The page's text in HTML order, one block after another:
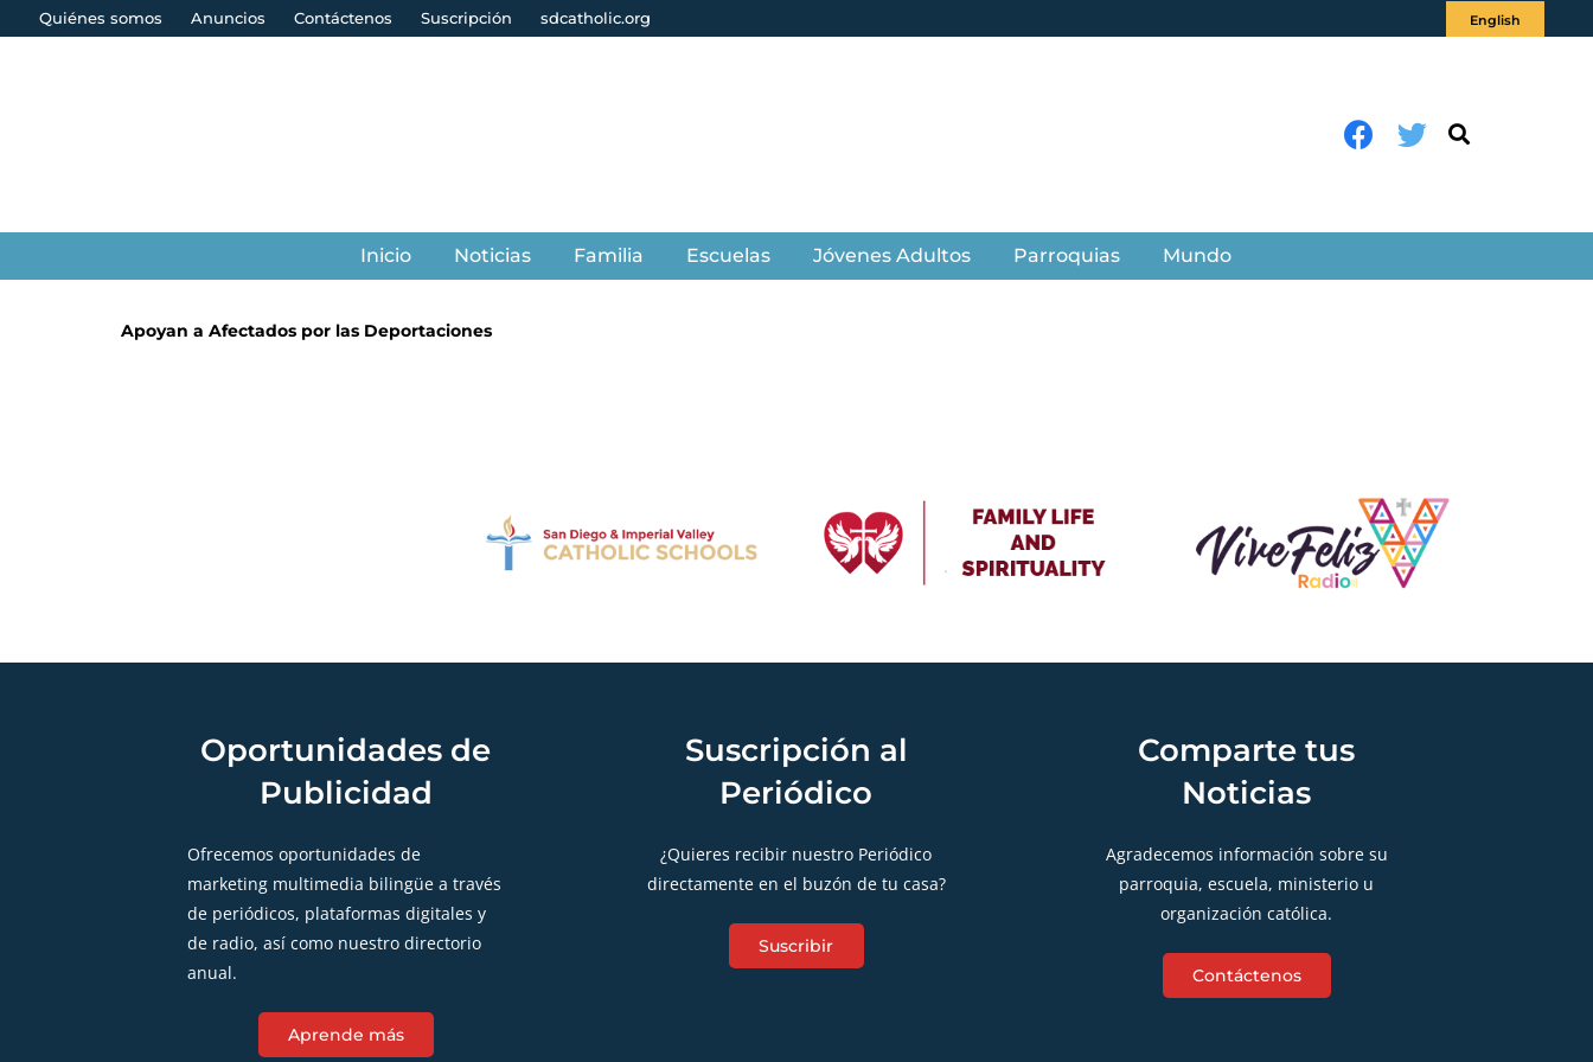
Quiénes somos Anuncios Contáctenos Suscripción sdcatholic.org English
Inicio Noticias Familia Escuelas Jóvenes Adultos Parroquias Mundo
Apoyan a Afectados por las Deportaciones
Oportunidades de
Publicidad
Ofrecemos oportunidades de
marketing multimedia bilingüe a través
de periódicos, plataformas digitales y
de radio, así como nuestro directorio
anual.
Aprende más
Suscripción al
Periódico
¿Quieres recibir nuestro Periódico
directamente en el buzón de tu casa?
Suscribir
Comparte tus
Noticias
Agradecemos información sobre su
parroquia, escuela, ministerio u
organización católica.
Contáctenos